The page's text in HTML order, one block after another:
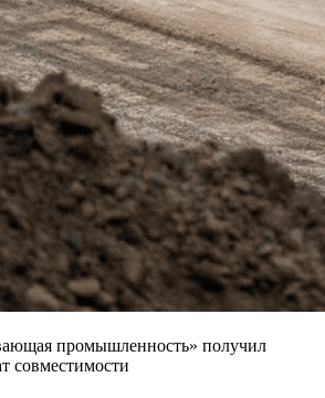
промышленность» получил
совместимости